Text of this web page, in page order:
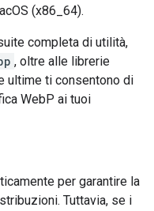
(x86_64).
completa di utilità,
, oltre alle librerie
ultime ti consentono di
WebP ai tuoi
per garantire la
Tuttavia, se i